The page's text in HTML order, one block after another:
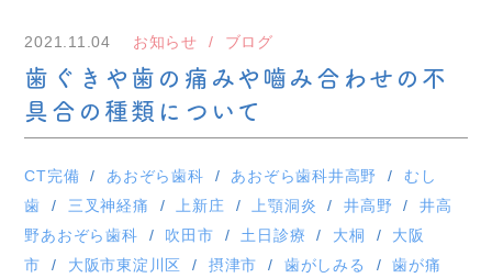
2021.11.04 お知らせ ブログ
歯ぐきや歯の痛みや嚙み合わせの不
具合の種類について
CT完備 あおぞら歯科 あおぞら歯科井高野
むし
歯
三叉神経痛 上新庄 上顎洞炎 井高野
井高
野あおぞら歯科
吹田市 土日診療 大桐
大阪
市
大阪市東淀川区 摂津市 歯がしみる
歯が痛